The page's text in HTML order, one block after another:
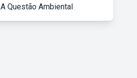
A Questão Ambiental